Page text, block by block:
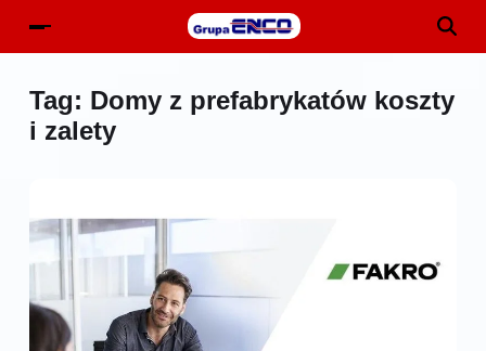
Tag: Domy z prefabrykatów koszty
i zalety